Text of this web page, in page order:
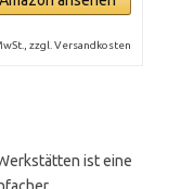
zzgl. Versandkosten
ist eine